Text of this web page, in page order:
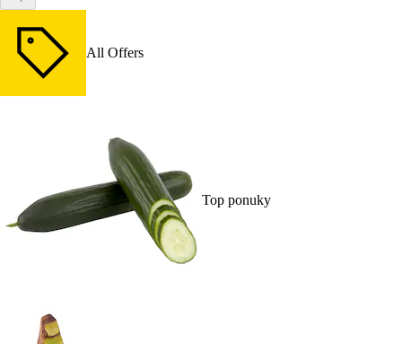
All Offers
Top ponuky